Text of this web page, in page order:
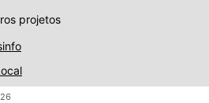
projetos